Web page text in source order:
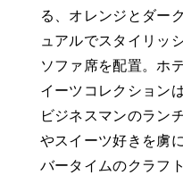
る、オレンジとダー
ュアルでスタイリッ
ソファ席を配置。ホ
イーツコレクション
ビジネスマンのラン
やスイーツ好きを虜
バータイムのクラフ